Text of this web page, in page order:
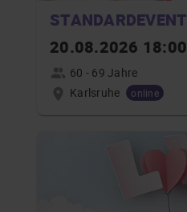
STANDARDEVENT
20.08.2026 18:00
60 - 69 Jahre
Karlsruhe
online